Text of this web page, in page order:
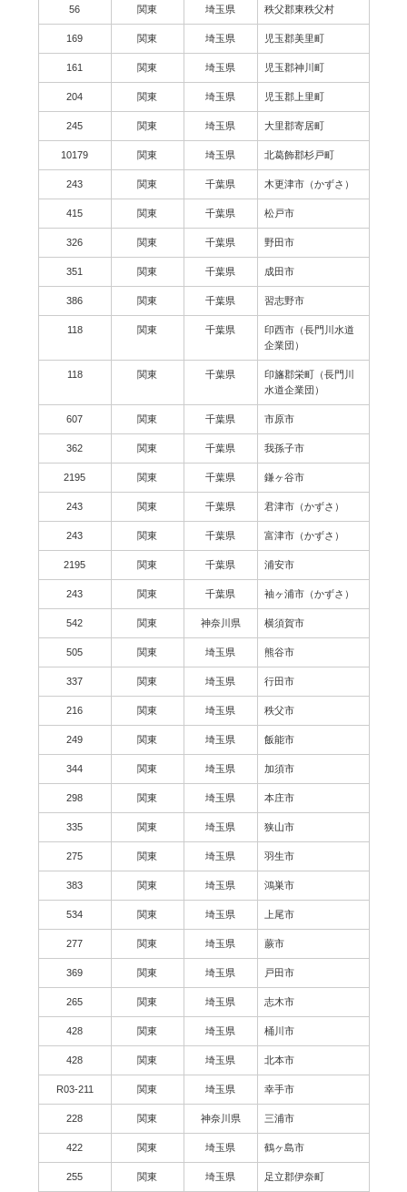
56 関東 埼玉県 秩父郡東秩父村
169 関東 埼玉県 児玉郡美里町
161 関東 埼玉県 児玉郡神川町
204 関東 埼玉県 児玉郡上里町
245 関東 埼玉県 大里郡寄居町
10179 関東 埼玉県 北葛飾郡杉戸町
243 関東 千葉県 木更津市（かずさ）
415 関東 千葉県 松戸市
326 関東 千葉県 野田市
351 関東 千葉県 成田市
386 関東 千葉県 習志野市
118 関東 千葉県
印西市（長門川水道
企業団）
118 関東 千葉県
印旛郡栄町（長門川
水道企業団）
607 関東 千葉県 市原市
362 関東 千葉県 我孫子市
2195 関東 千葉県 鎌ヶ谷市
243 関東 千葉県 君津市（かずさ）
243 関東 千葉県 富津市（かずさ）
2195 関東 千葉県 浦安市
243 関東 千葉県 袖ヶ浦市（かずさ）
542 関東 神奈川県 横須賀市
505 関東 埼玉県 熊谷市
337 関東 埼玉県 行田市
216 関東 埼玉県 秩父市
249 関東 埼玉県 飯能市
344 関東 埼玉県 加須市
298 関東 埼玉県 本庄市
335 関東 埼玉県 狭山市
275 関東 埼玉県 羽生市
383 関東 埼玉県 鴻巣市
534 関東 埼玉県 上尾市
277 関東 埼玉県 蕨市
369 関東 埼玉県 戸田市
265 関東 埼玉県 志木市
428 関東 埼玉県 桶川市
428 関東 埼玉県 北本市
R03-211 関東 埼玉県 幸手市
228 関東 神奈川県 三浦市
422 関東 埼玉県 鶴ヶ島市
255 関東 埼玉県 足立郡伊奈町